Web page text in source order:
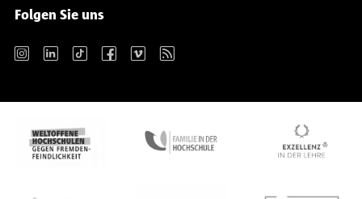
Folgen Sie uns
Instagram LinkedIn TikTok Facebook Vimeo RSS